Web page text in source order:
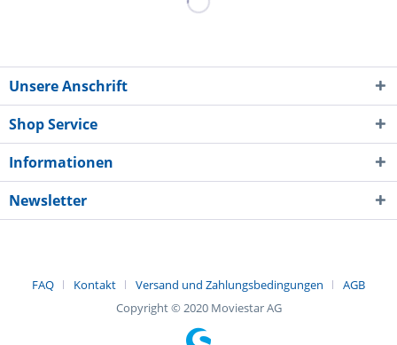
Unsere Anschrift
Shop Service
Informationen
Newsletter
FAQ Kontakt Versand und Zahlungsbedingungen
AGB
Copyright © 2020 Moviestar AG